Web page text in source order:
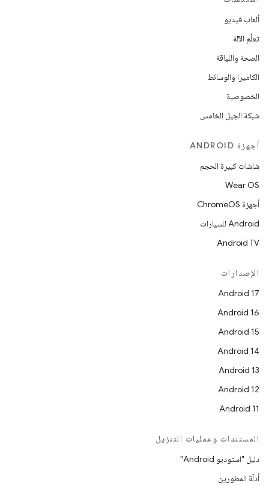
ألعاب فيديو
تعلُم الآلة
الصحة واللياقة
الكاميرا والوسائط
الخصوصية
شبكة الجيل الخامس
أجهزة ANDROID
شاشات كبيرة الحجم
Wear OS
أجهزة ChromeOS
Android للسيارات
Android TV
الإصدارات
Android 17
Android 16
Android 15
Android 14
Android 13
Android 12
Android 11
المستندات وعمليات التنزيل
دليل "استوديو Android"
أدلّة المطورين